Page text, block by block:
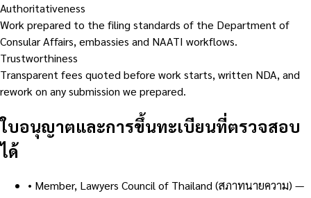
Authoritativeness
Work prepared to the filing standards of the Department of
Consular Affairs, embassies and NAATI workflows.
Trustworthiness
Transparent fees quoted before work starts, written NDA, and
rework on any submission we prepared.
ใบอนุญาตและการขึ้นทะเบียนที่ตรวจสอบ
ได้
• Member, Lawyers Council of Thailand (สภาทนายความ) —